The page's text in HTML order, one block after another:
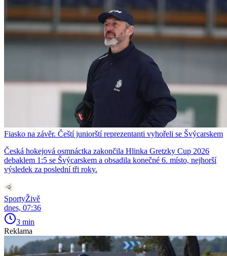
Fiasko na závěr. Čeští juniorští reprezentanti vyhořeli se Švýcarskem
Česká hokejová osmnáctka zakončila Hlinka Gretzky Cup 2026
debaklem 1:5 se Švýcarskem a obsadila konečné 6. místo, nejhorší
výsledek za poslední tři roky.
SportyŽivě
dnes, 07:36
3 min
Reklama